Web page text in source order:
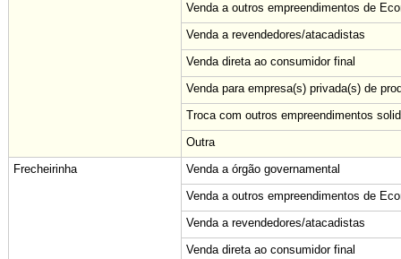
Venda a outros empreendimentos de
Venda a revendedores/atacadistas
Venda direta ao consumidor final
Venda para empresa(s) privada(s) de
Troca com outros empreendimentos
Outra
Frecheirinha
Venda a órgão governamental
Venda a outros empreendimentos de
Venda a revendedores/atacadistas
Venda direta ao consumidor final